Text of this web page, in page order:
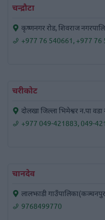
चन्द्रौटा
कृष्णनगर रोड, शिवराज
+977 76 540661 , +977 76
चरीकोट
दोलखा जिल्ला भिमेश्वर न.पा
+977 049-421883, 049-
चानदेव
लालझाडी
9768499770